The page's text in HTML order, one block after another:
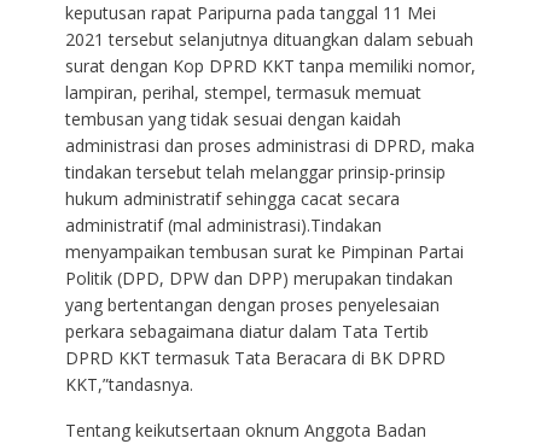
keputusan rapat Paripurna pada tanggal 11 Mei
2021 tersebut selanjutnya dituangkan dalam sebuah
surat dengan Kop DPRD KKT tanpa memiliki nomor,
lampiran, perihal, stempel, termasuk memuat
tembusan yang tidak sesuai dengan kaidah
administrasi dan proses administrasi di DPRD, maka
tindakan tersebut telah melanggar prinsip-prinsip
hukum administratif sehingga cacat secara
administratif (mal administrasi).Tindakan
menyampaikan tembusan surat ke Pimpinan Partai
Politik (DPD, DPW dan DPP) merupakan tindakan
yang bertentangan dengan proses penyelesaian
perkara sebagaimana diatur dalam Tata Tertib
DPRD KKT termasuk Tata Beracara di BK DPRD
KKT,”tandasnya.
Tentang keikutsertaan oknum Anggota Badan